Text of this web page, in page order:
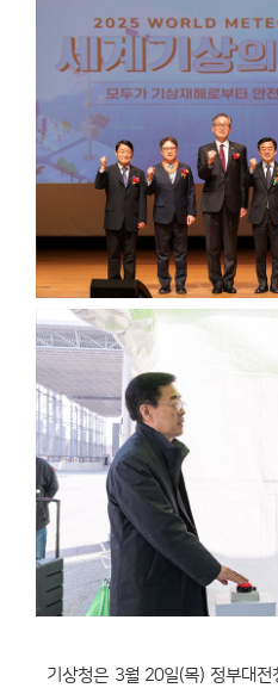
기상청은 3월 20일(목) 정부대전